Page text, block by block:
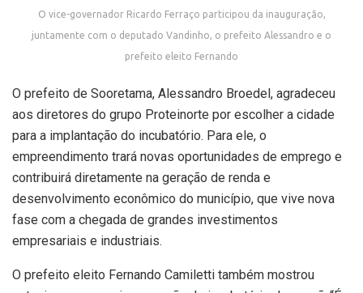
O vice-governador Ricardo Ferraço participou da inauguração,
juntamente com o deputado Vandinho, o prefeito Alessandro e o
prefeito eleito Fernando
O prefeito de Sooretama, Alessandro Broedel, agradeceu
aos diretores do grupo Proteinorte por escolher a cidade
para a implantação do incubatório. Para ele, o
empreendimento trará novas oportunidades de emprego e
contribuirá diretamente na geração de renda e
desenvolvimento econômico do município, que vive nova
fase com a chegada de grandes investimentos
empresariais e industriais.
O prefeito eleito Fernando Camiletti também mostrou